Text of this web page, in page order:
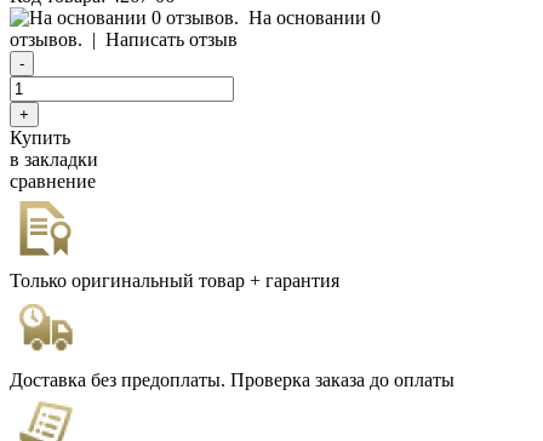
На основании 0
отзывов. | Написать отзыв
Купить
в закладки
сравнение
Только оригинальный товар + гарантия
Доставка без предоплаты. Проверка заказа до оплаты